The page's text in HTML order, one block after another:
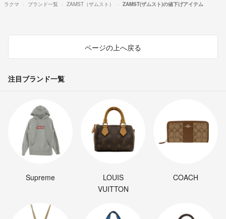
ラクマ ブランド一覧 ZAMST（ザムスト） ZAMST(ザムスト)の値下げアイテム
ページの上へ戻る
注目ブランド一覧
Supreme
LOUIS
VUITTON
COACH